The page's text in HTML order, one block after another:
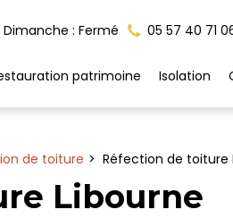
Dimanche : Fermé 05 57 40 71
patrimoine Isolation
de toiture Réfection de toiture
Libourne